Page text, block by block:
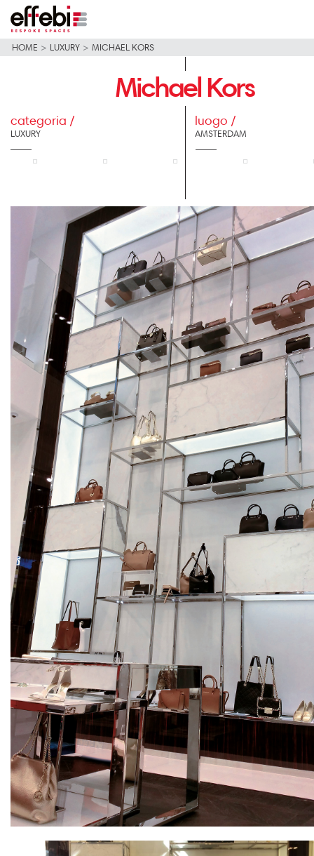
HOME > LUXURY > MICHAEL KORS
Michael Kors
categoria /
LUXURY
luogo /
AMSTERDAM